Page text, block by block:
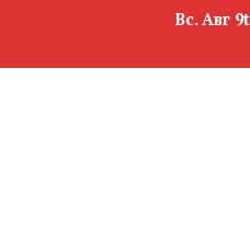
Вс. Авг